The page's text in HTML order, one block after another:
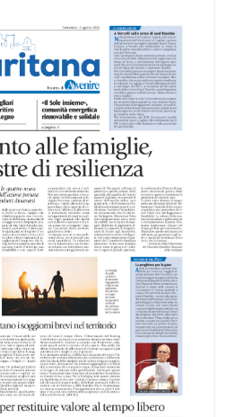
il mare – ha spiegato
la candidatura per
a un’altra città,
un’importante
Cagliari ha tutte le
in futuro, perché è una
belle d’Italia».
è il rapporto tra il mare e la
tutte le opere
nella sede della MEM una
Le grandi vetrate dello
infatti una luminosità
in dialogo con i colori
alla MEM fino al 30
apertura della struttura: dal
9 alle 19 e il sabato dalle 9